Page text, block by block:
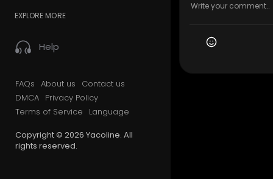
EXPLORE MORE
Help
FAQs About us
Contact us
DMCA Privacy Policy
Terms of Service
Language
Copyright © 2026 Yacoline. All
rights reserved.